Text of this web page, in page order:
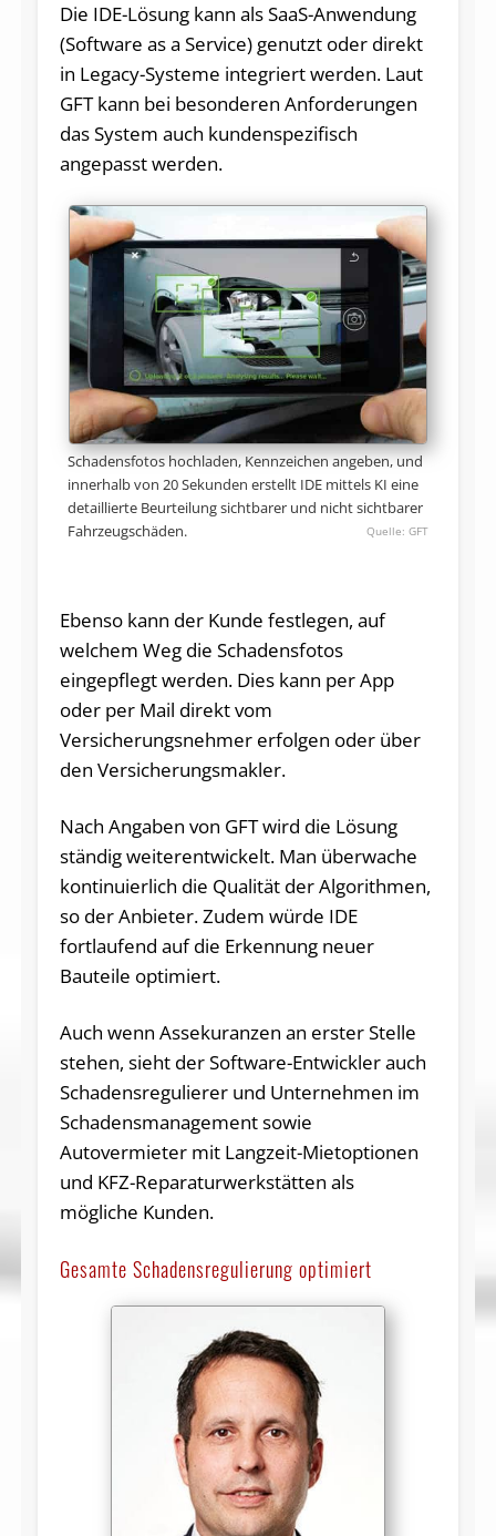
Die IDE-Lösung kann als SaaS-Anwendung
(Software as a Service) genutzt oder direkt
in Legacy-Systeme integriert werden. Laut
GFT kann bei besonderen Anforderungen
das System auch kundenspezifisch
angepasst werden.
Schadensfotos hochladen, Kennzeichen angeben, und
innerhalb von 20 Sekunden erstellt IDE mittels KI eine
detaillierte Beurteilung sichtbarer und nicht sichtbarer
Fahrzeugschäden.
GFT
Ebenso kann der Kunde festlegen, auf
welchem Weg die Schadensfotos
eingepflegt werden. Dies kann per App
oder per Mail direkt vom
Versicherungsnehmer erfolgen oder über
den Versicherungsmakler.
Nach Angaben von GFT wird die Lösung
ständig weiterentwickelt. Man überwache
kontinuierlich die Qualität der Algorithmen,
so der Anbieter. Zudem würde IDE
fortlaufend auf die Erkennung neuer
Bauteile optimiert.
Auch wenn Assekuranzen an erster Stelle
stehen, sieht der Software-Entwickler auch
Schadensregulierer und Unternehmen im
Schadensmanagement sowie
Autovermieter mit Langzeit-Mietoptionen
und KFZ-Reparaturwerkstätten als
mögliche Kunden.
Gesamte Schadensregulierung optimiert